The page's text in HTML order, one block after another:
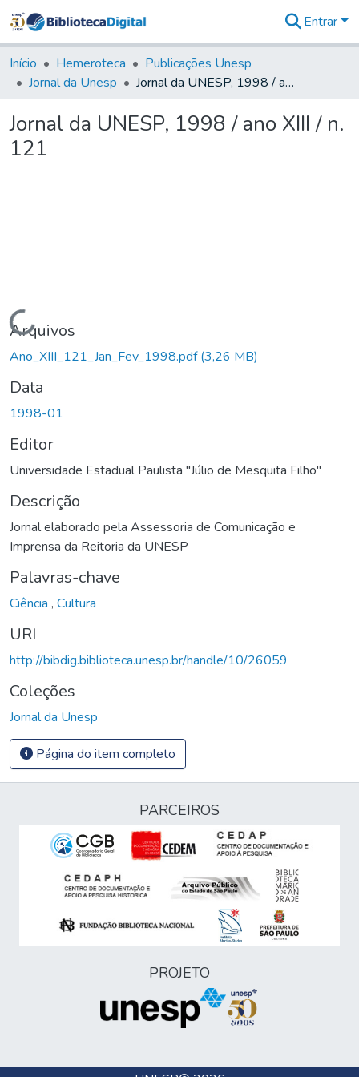
&
Coleções
Tudo na
Digital
Entrar
Início Hemeroteca
Publicações Unesp
Jornal da Unesp
Jornal da UNESP, 1998 / ano XIII / n. 121
Jornal da UNESP, 1998 / ano XIII / n.
121
Carregando...
Arquivos
Ano_XIII_121_Jan_Fev_1998.pdf(3,26 MB)
Data
1998-01
Editor
Universidade Estadual Paulista "Júlio de Mesquita Filho"
Descrição
Jornal elaborado pela Assessoria de Comunicação e
Imprensa da Reitoria da UNESP
Palavras-chave
Ciência , Cultura
URI
http://bibdig.biblioteca.unesp.br/handle/10/26059
Coleções
Jornal da Unesp
Página do item completo
PARCEIROS
PROJETO